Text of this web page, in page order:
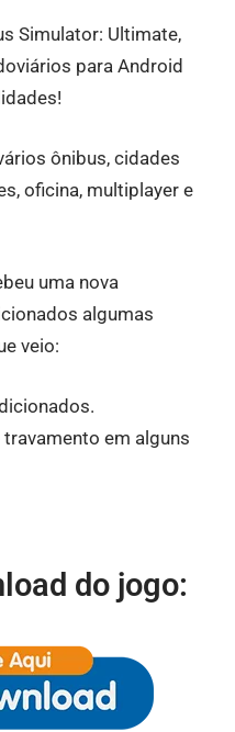
Simulator: Ultimate,
para Android
ônibus, cidades
oficina, multiplayer e
uma nova
algumas
veio:
em alguns
do jogo: